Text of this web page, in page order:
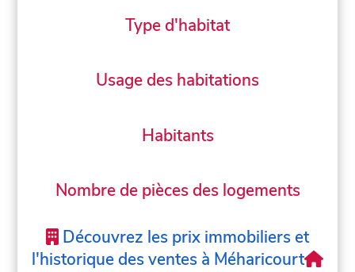
Type d'habitat
Usage des habitations
Habitants
Nombre de pièces des logements
Découvrez les prix immobiliers et
l'historique des ventes à Méharicourt